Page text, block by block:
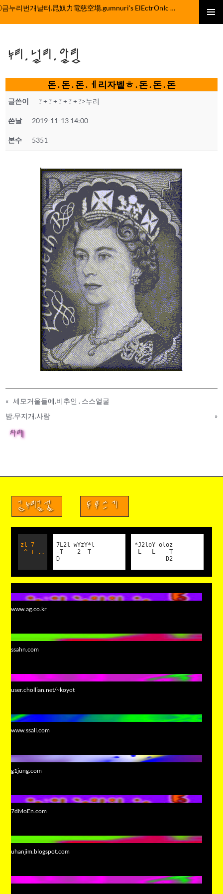
컨
뛰
기
ⓒ금누리번개날터.昆奴力電慈空場.gumnuri's ElEctrOnIc fActOrY
누리.널리.알림
돈 . 돈 . 돈 . ㅔ리자벹ㅎ . 돈 . 돈 . 돈
글쓴이 ? + ? + ? + ? + ?>누리
쓴날 2019-11-13 14:00
본수 5351
« 세모거울들에.비추인 . 스스얼굴
밤.무지개.사람
»
차례
금누리글꼴 두루쓰기
zl 7
^ + ..
7L2l wYzY*l
-T 2 T
D
*J2loY oloz
L L -T
D2
www.ag.co.kr
ssahn.com
user.chollian.net/~koyot
www.ssall.com
g1jung.com
7dMoEn.com
uhanjim.blogspot.com